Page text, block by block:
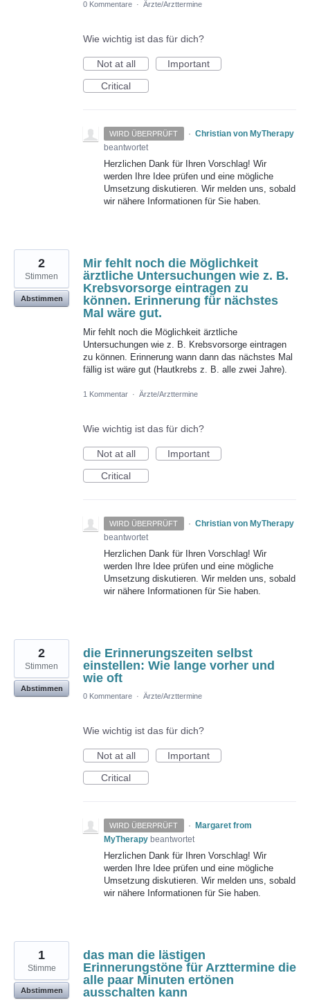
0 Kommentare · Ärzte/Arzttermine
Wie wichtig ist das für dich?
Not at all
Important
Critical
WIRD ÜBERPRÜFT · Christian von MyTherapy
beantwortet
Herzlichen Dank für Ihren Vorschlag! Wir
werden Ihre Idee prüfen und eine mögliche
Umsetzung diskutieren. Wir melden uns, sobald
wir nähere Informationen für Sie haben.
Mir fehlt noch die Möglichkeit
ärztliche Untersuchungen wie z. B.
Krebsvorsorge eintragen zu
können. Erinnerung für nächstes
Mal wäre gut.
Mir fehlt noch die Möglichkeit ärztliche
Untersuchungen wie z. B. Krebsvorsorge eintragen
zu können. Erinnerung wann dann das nächstes Mal
fällig ist wäre gut (Hautkrebs z. B. alle zwei Jahre).
2
Stimmen
Abstimmen
1 Kommentar · Ärzte/Arzttermine
Wie wichtig ist das für dich?
Not at all
Important
Critical
WIRD ÜBERPRÜFT · Christian von MyTherapy
beantwortet
Herzlichen Dank für Ihren Vorschlag! Wir
werden Ihre Idee prüfen und eine mögliche
Umsetzung diskutieren. Wir melden uns, sobald
wir nähere Informationen für Sie haben.
die Erinnerungszeiten selbst
einstellen: Wie lange vorher und
wie oft
2
Stimmen
Abstimmen
0 Kommentare · Ärzte/Arzttermine
Wie wichtig ist das für dich?
Not at all
Important
Critical
WIRD ÜBERPRÜFT · Margaret from
MyTherapy beantwortet
Herzlichen Dank für Ihren Vorschlag! Wir
werden Ihre Idee prüfen und eine mögliche
Umsetzung diskutieren. Wir melden uns, sobald
wir nähere Informationen für Sie haben.
das man die lästigen
Erinnerungstöne für Arzttermine die
alle paar Minuten ertönen
ausschalten kann
1
Stimme
Abstimmen